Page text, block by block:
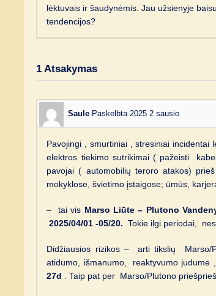
lėktuvais ir šaudynėmis. Jau užsienyje
tendencijos?
1 Atsakymas
Saule Paskelbta 2025 2 sausio
Pavojingi , smurtiniai , stresiniai
elektros tiekimo sutrikimai ( pažeisti
pavojai ( automobilių teroro atakos)
mokyklose, švietimo įstaigose; ūmūs,
– tai vis Marso Liūte – Plutono
2025/04/01 -05/20.Tokie ilgi periodai,
Didžiausios rizikos – arti tikslių Marso/
atidumo, išmanumo, reaktyvumo
27d . Taip pat per Marso/Plutono